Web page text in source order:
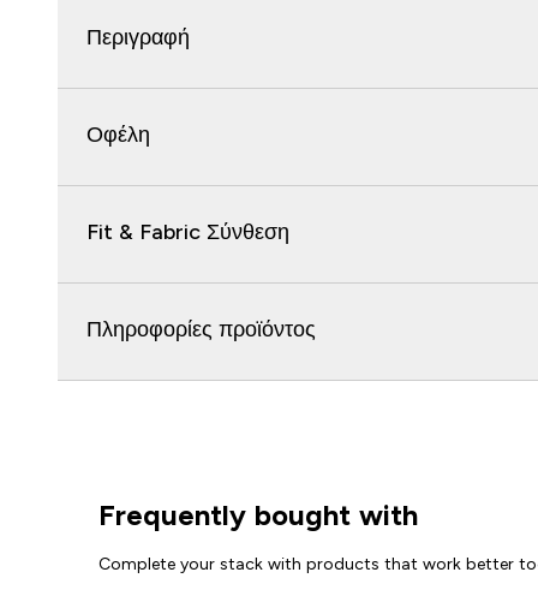
Περιγραφή
Οφέλη
Fit & Fabric Σύνθεση
Πληροφορίες προϊόντος
Frequently bought with
Complete your stack with products that work better